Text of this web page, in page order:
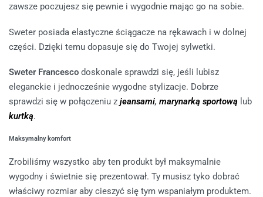
zawsze poczujesz się pewnie i wygodnie mając go na sobie.
Sweter posiada elastyczne ściągacze na rękawach i w dolnej
części. Dzięki temu dopasuje się do Twojej sylwetki.
Sweter Francesco doskonale sprawdzi się, jeśli lubisz
eleganckie i jednocześnie wygodne stylizacje. Dobrze
sprawdzi się w połączeniu z jeansami, marynarką sportową lub
kurtką.
Maksymalny komfort
Zrobiliśmy wszystko aby ten produkt był maksymalnie
wygodny i świetnie się prezentował. Ty musisz tyko dobrać
właściwy rozmiar aby cieszyć się tym wspaniałym produktem.